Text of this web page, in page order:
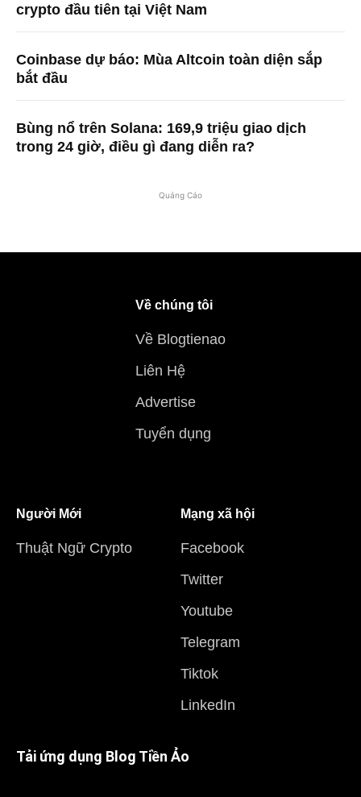
crypto đầu tiên tại Việt Nam
Coinbase dự báo: Mùa Altcoin toàn diện sắp
bắt đầu
Bùng nổ trên Solana: 169,9 triệu giao dịch
trong 24 giờ, điều gì đang diễn ra?
Quảng Cáo
Về chúng tôi
Về Blogtienao
Liên Hệ
Advertise
Tuyển dụng
Người Mới
Thuật Ngữ Crypto
Mạng xã hội
Facebook
Twitter
Youtube
Telegram
Tiktok
LinkedIn
Tải ứng dụng Blog Tiền Ảo